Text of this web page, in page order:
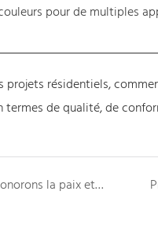
pour de multiples
résidentiels,
termes de qualité, de
En cette journée importante, nous honorons la paix et le progrès.